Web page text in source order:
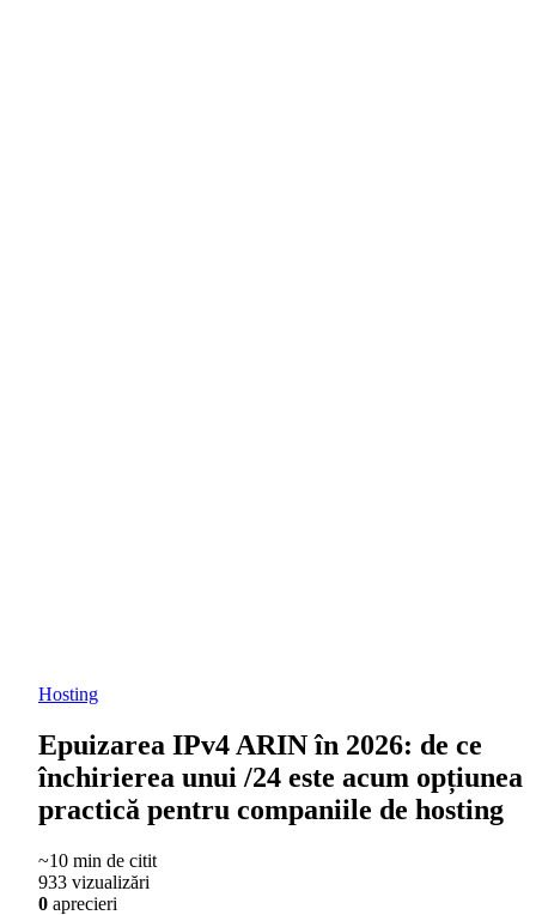
Hosting
Epuizarea IPv4 ARIN în 2026: de ce
închirierea unui /24 este acum opțiunea
practică pentru companiile de hosting
~10 min de citit
933 vizualizări
0 aprecieri